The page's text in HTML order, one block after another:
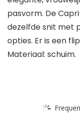
pasvorm. De
dezelfde snit met
opties. Er is een
Materiaal: schuim.